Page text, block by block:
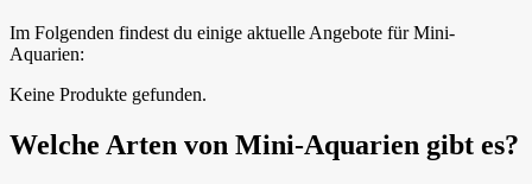
Im Folgenden findest du einige aktuelle Angebote für Mini-
Aquarien:
Keine Produkte gefunden.
Welche Arten von Mini-Aquarien gibt es?